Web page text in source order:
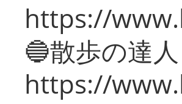
https://
🔵散歩の達人
https://